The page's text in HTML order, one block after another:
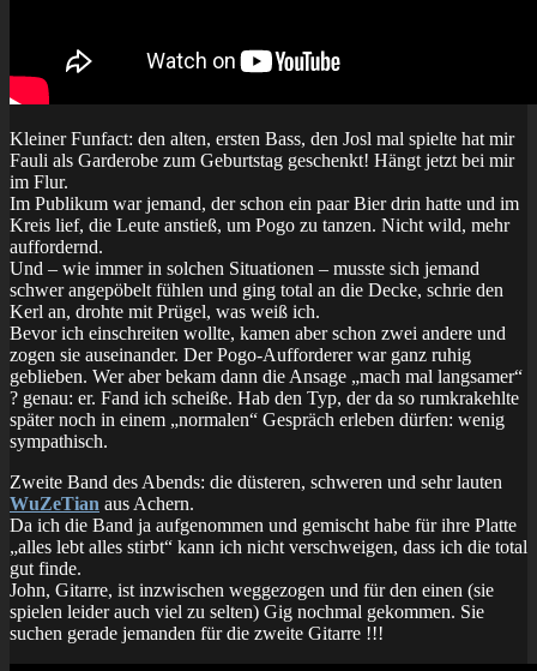
Kleiner Funfact: den alten, ersten Bass, den Josl mal spielte hat mir
Fauli als Garderobe zum Geburtstag geschenkt! Hängt jetzt bei mir
im Flur.
Im Publikum war jemand, der schon ein paar Bier drin hatte und im
Kreis lief, die Leute anstieß, um Pogo zu tanzen. Nicht wild, mehr
auffordernd.
Und – wie immer in solchen Situationen – musste sich jemand
schwer angepöbelt fühlen und ging total an die Decke, schrie den
Kerl an, drohte mit Prügel, was weiß ich.
Bevor ich einschreiten wollte, kamen aber schon zwei andere und
zogen sie auseinander. Der Pogo-Aufforderer war ganz ruhig
geblieben. Wer aber bekam dann die Ansage „mach mal langsamer“
? genau: er. Fand ich scheiße. Hab den Typ, der da so rumkrakehlte
später noch in einem „normalen“ Gespräch erleben dürfen: wenig
sympathisch.
Zweite Band des Abends: die düsteren, schweren und sehr lauten
WuZeTian aus Achern.
Da ich die Band ja aufgenommen und gemischt habe für ihre Platte
„alles lebt alles stirbt“ kann ich nicht verschweigen, dass ich die total
gut finde.
John, Gitarre, ist inzwischen weggezogen und für den einen (sie
spielen leider auch viel zu selten) Gig nochmal gekommen. Sie
suchen gerade jemanden für die zweite Gitarre !!!